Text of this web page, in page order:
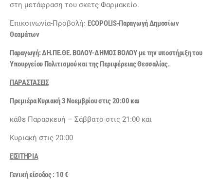
στη μετάφραση του σκετς Φαρμακείο.
Επικοινωνία-Προβολή: ECOPOLIS-Παραγωγή Δημοσίων
Θεαμάτων
Παραγωγή: ΔΗ.ΠΕ.ΘΕ. ΒΟΛΟΥ-ΔΗΜΟΣ ΒΟΛΟΥ με την υποστήριξη του
Υπουργείου Πολιτισμού και της Περιφέρειας Θεσσαλίας.
ΠΑΡΑΣΤΑΣΕΙΣ
Πρεμιέρα Κυριακή 3 Νοεμβρίου στις 20:00 και
κάθε Παρασκευή – Σάββατο στις 21:00 και
Κυριακή στις 20:00
ΕΙΣΙΤΗΡΙΑ
Γενική είσοδος : 10 €